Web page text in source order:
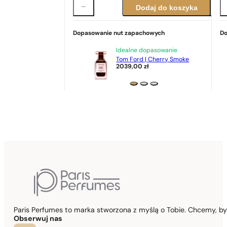
Dodaj do koszyka
Dopasowanie nut zapachowych
Idealne dopasowanie
Tom Ford | Cherry Smoke
2039,00zł
Paris Perfumes to marka stworzona z myślą o Tobie. Chcemy,
Obserwuj nas